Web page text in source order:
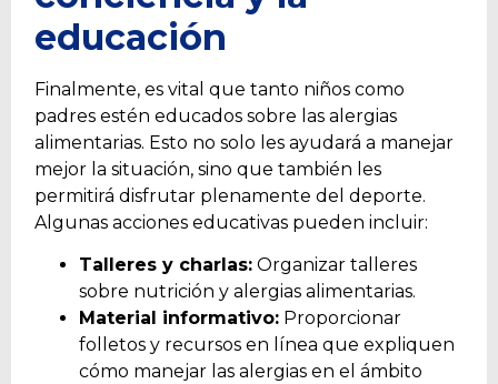
educación
Finalmente, es vital que tanto niños como
padres estén educados sobre las alergias
alimentarias. Esto no solo les ayudará a manejar
mejor la situación, sino que también les
permitirá disfrutar plenamente del deporte.
Algunas acciones educativas pueden incluir:
Talleres y charlas: Organizar talleres
sobre nutrición y alergias alimentarias.
Material informativo: Proporcionar
folletos y recursos en línea que expliquen
cómo manejar las alergias en el ámbito